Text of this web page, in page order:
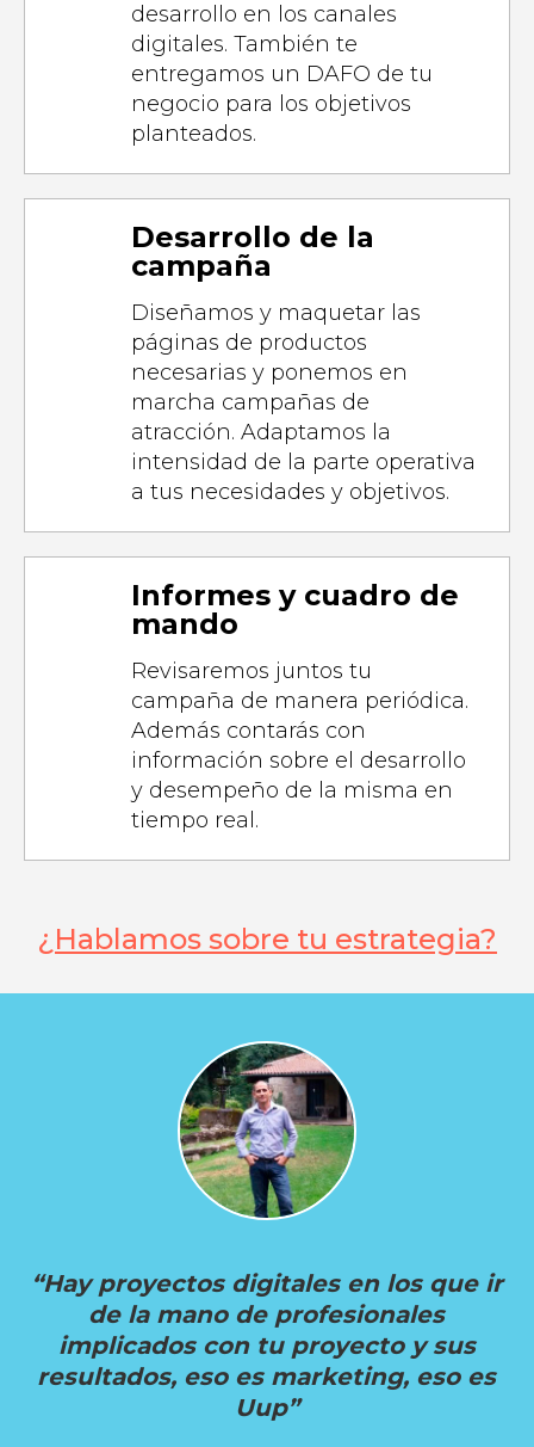
desarrollo en los canales
digitales. También te
entregamos un DAFO de tu
negocio para los objetivos
planteados.
Desarrollo de la
campaña
Diseñamos y maquetar las
páginas de productos
necesarias y ponemos en
marcha campañas de
atracción. Adaptamos la
intensidad de la parte operativa
a tus necesidades y objetivos.
Informes y cuadro de
mando
Revisaremos juntos tu
campaña de manera periódica.
Además contarás con
información sobre el desarrollo
y desempeño de la misma en
tiempo real.
¿Hablamos sobre tu estrategia?
“Hay proyectos digitales en los que ir
de la mano de profesionales
implicados con tu proyecto y sus
resultados, eso es marketing, eso es
Uup”